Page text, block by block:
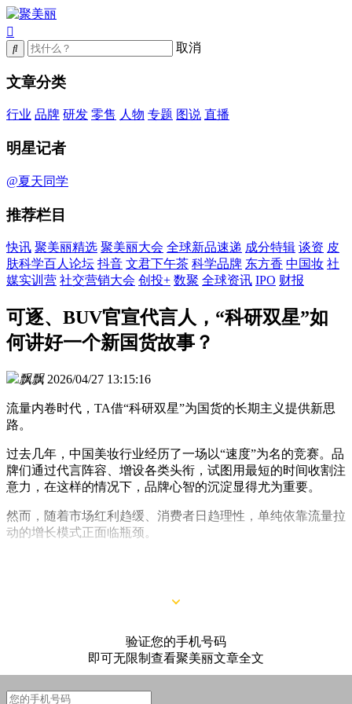
取消
文章分类
行业 品牌 研发 零售 人物 专题 图说 直播
明星记者
@夏天同学
推荐栏目
快讯 聚美丽精选 聚美丽大会 全球新品速递 成分特辑 谈资 皮
肤科学百人论坛 抖音 文君下午茶 科学品牌 东方香 中国妆 社
媒实训营 社交营销大会 创投+ 数聚 全球资讯 IPO 财报
可逐、BUV官宣代言人，“科研双星”如
何讲好一个新国货故事？
飘飘 2026/04/27 13:15:16
流量内卷时代，TA借“科研双星”为国货的长期主义提供新思
路。
过去几年，中国美妆行业经历了一场以“速度”为名的竞赛。品
牌们通过代言阵容、增设各类头衔，试图用最短的时间收割注
意力，在这样的情况下，品牌心智的沉淀显得尤为重要。
然而，随着市场红利趋缓、消费者日趋理性，单纯依靠流量拉
动的增长模式正面临瓶颈。
验证您的手机号码
即可无限制查看聚美丽文章全文